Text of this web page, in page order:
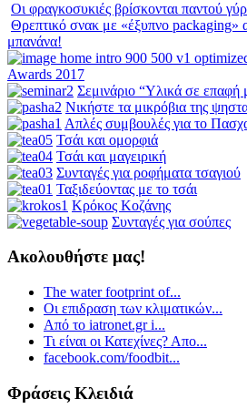
Οι φραγκοσυκιές βρίσκονται παντού
Θρεπτικό σνακ με «έξυπνο packaging»
μπανάνα!
Awards 2017
Σεμινάριο “Υλικά σε επαφή
Νικήστε τα μικρόβια της
Απλές συμβουλές για το
Τσάι και ομορφιά
Τσάι και μαγειρική
Συνταγές για ροφήματα τσαγιού
Ταξιδεύοντας με το τσάι
Κρόκος Κοζάνης
Συνταγές για σούπες
Ακολουθήστε μας!
The water footprint of...
Οι επιδραση των κλιματικών...
Από το iatronet.gr i...
Τι είναι οι Κατεχίνες? Απο...
facebook.com/foodbit...
Φράσεις Κλειδιά